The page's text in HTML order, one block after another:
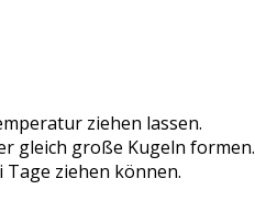
ziehen lassen.
gleich große Kugeln formen.
ziehen können.